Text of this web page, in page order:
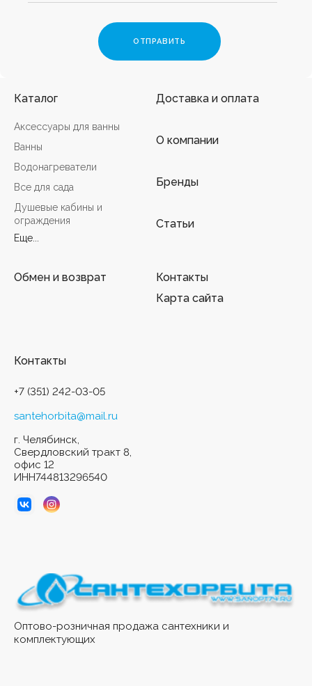
Оптово-розничная продажа сантехники и
комплектующих
Каталог
Аксессуары для ванны
Ванны
Водонагреватели
Все для сада
Душевые кабины и
ограждения
Еще...
Доставка и оплата
О компании
Бренды
Статьи
Обмен и возврат
Контакты
Карта сайта
Контакты
+7 (351) 242-03-05
santehorbita@mail.ru
г. Челябинск,
Свердловский тракт 8,
офис 12
ИНН744813296540